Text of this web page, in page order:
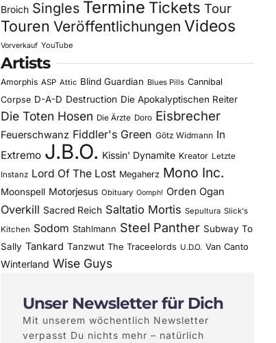
Broich Singles Termine Tickets Tour
Touren Veröffentlichungen Videos
Vorverkauf YouTube
Artists
Amorphis ASP Attic Blind Guardian Blues Pills Cannibal
Corpse D-A-D Destruction Die Apokalyptischen Reiter
Die Toten Hosen Die Ärzte Doro Eisbrecher
Feuerschwanz Fiddler's Green Götz Widmann In
Extremo J.B.O. Kissin' Dynamite Kreator Letzte
Instanz Lord Of The Lost Megaherz Mono Inc.
Moonspell Motorjesus Obituary Oomph! Orden Ogan
Overkill Sacred Reich Saltatio Mortis Sepultura Slick's
Kitchen Sodom Stahlmann Steel Panther Subway To
Sally Tankard Tanzwut The Traceelords U.D.O. Van Canto
Winterland Wise Guys
Unser Newsletter für Dich
Mit unserem wöchentlich Newsletter
verpasst Du nichts mehr – natürlich